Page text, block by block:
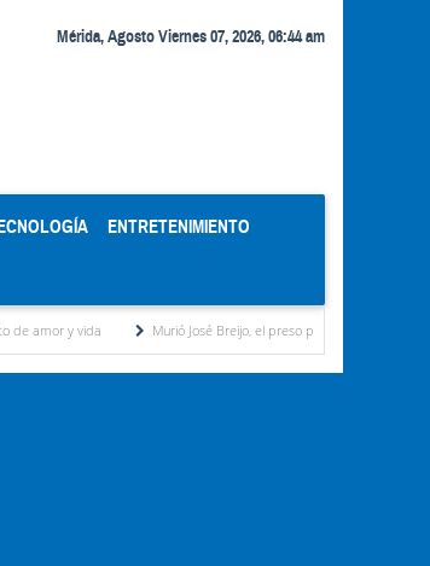
Mérida, Agosto Viernes 07, 2026, 06:44 am
ENTRETENIMIENTO
Murió José Breijo, el preso político uruguayo-venezolano bajo